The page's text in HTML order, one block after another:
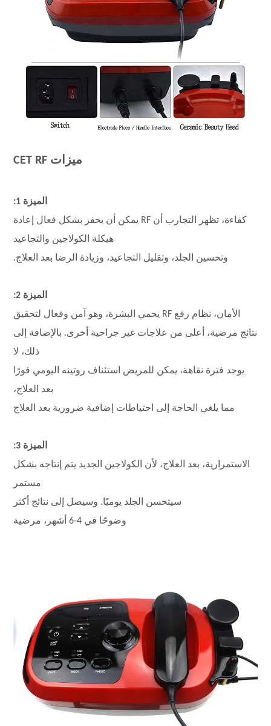
ميزات CET RF
الميزة 1:
كفاءة، تظهر التجارب أن RF يمكن أن يحفز بشكل فعال إعادة
هيكلة الكولاجين والتجاعيد
وتحسين الجلد، وتقليل التجاعيد، وزيادة الرضا بعد العلاج.
الميزة 2:
الأمان، نظام رفع RF يحمي البشرة، وهو آمن وفعال لتحقيق
نتائج مرضية، أعلى من علاجات غير جراحية أخرى. بالإضافة إلى
ذلك، لا
يوجد فترة نقاهة، يمكن للمريض استئناف روتينه اليومي فورًا
بعد العلاج،
مما يلغي الحاجة إلى احتياطات إضافية ضرورية بعد العلاج
الميزة 3:
الاستمرارية، بعد العلاج، لأن الكولاجين الجديد يتم إنتاجه بشكل
مستمر
سيتحسن الجلد يوميًا. وسيصل إلى نتائج أكثر
وضوحًا في 4-6 أشهر، مرضية